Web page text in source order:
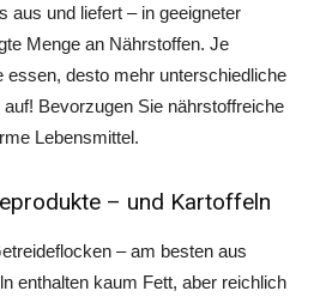
aus und liefert – in geeigneter
Menge an Nährstoffen. Je
essen, desto mehr unterschiedliche
Bevorzugen Sie nährstoffreiche
Lebensmittel.
– und Kartoffeln
– am besten aus
enthalten kaum Fett, aber reichlich